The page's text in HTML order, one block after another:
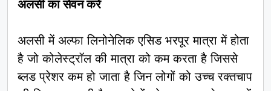
अलसी का सेवन करें
अलसी में अल्फा लिनोनेलिक एसिड भरपूर मात्रा में होता
है जो कोलेस्ट्रॉल की मात्रा को कम करता है जिससे
ब्लड प्रेशर कम हो जाता है जिन लोगों को उच्च रक्तचाप